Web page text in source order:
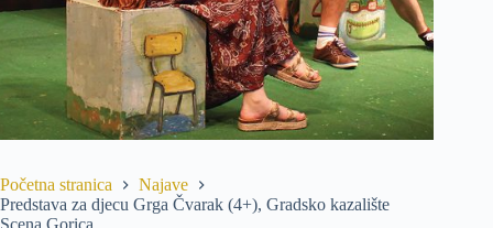
Početna stranica
Najave
Predstava za djecu Grga Čvarak (4+), Gradsko kazalište
Scena Gorica